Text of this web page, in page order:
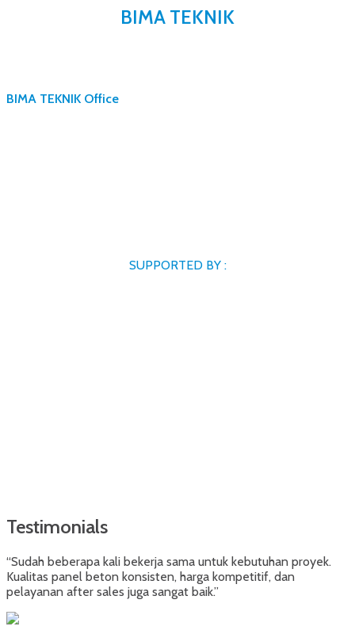
BIMA TEKNIK
BIMA TEKNIK Office
SUPPORTED BY :
Testimonials
“Sudah beberapa kali bekerja sama untuk kebutuhan proyek.
Kualitas panel beton konsisten, harga kompetitif, dan
pelayanan after sales juga sangat baik.”